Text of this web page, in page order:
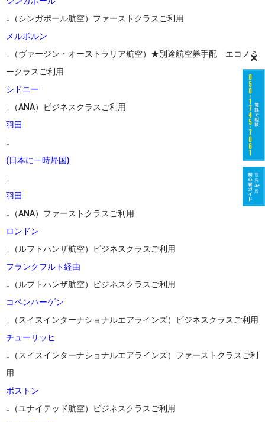
↓（シンガポール航空）ファーストクラスご利用
メルボルン
↓（ヴァージン・オーストラリア航空）★別途航空券手配 エコノミ
ークラスご利用
シドニー
↓（ANA）ビジネスクラスご利用
羽田
↓
(日本に一時帰国)
↓
羽田
↓（ANA）ファーストクラスご利用
ロンドン
↓（ルフトハンザ航空）ビジネスクラスご利用
フランクフルト経由
↓（ルフトハンザ航空）ビジネスクラスご利用
コペンハーゲン
↓（スイスインターナショナルエアラインズ）ビジネスクラスご利用
チューリッヒ
↓（スイスインターナショナルエアラインズ）ファーストクラスご利
用
ボストン
↓（ユナイテッド航空）ビジネスクラスご利用
×